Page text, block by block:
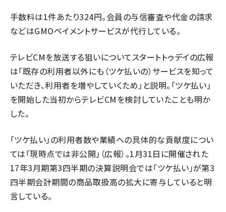
手数料は1件あたり324円。会員の与信審査や代金の請求
などはGMOペイメントサービスが代行している。
テレビCMを放送する狙いについてスタートトゥデイの広報
は「既存の利用者以外にも（ツケ払いの）サービスを知って
いただき、利用者を増やしていくため」と説明。「ツケ払い」
を開始した当初からテレビCMを検討していたことも明か
した。
「ツケ払い」の利用者数や業績への具体的な貢献度につい
ては「現時点では非公開」（広報）。1月31日に開催された
17年3月期第3四半期の決算説明会では「ツケ払い」が第3
四半期会計期間の商品取扱高の拡大に寄与していると明
言している。